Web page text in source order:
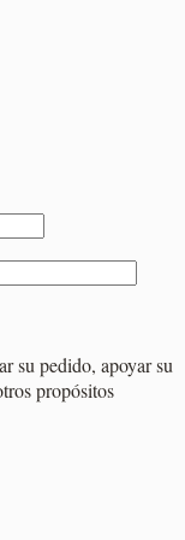
su pedido, apoyar su
propósitos